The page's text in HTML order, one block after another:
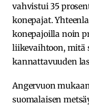
vahvistui 35
konepajat.
konepajoilla noin
liikevaihtoon, mitä
kannattavuuden
Angervuon
suomalaisen